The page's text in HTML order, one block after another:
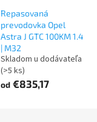
Repasovaná
prevodovka Opel
Astra J GTC 100KM 1.4
| M32
Skladom u dodávateľa
(>5 ks)
od€835,17